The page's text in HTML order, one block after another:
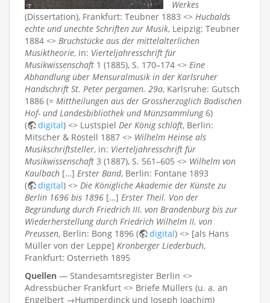
Werkes
(Dissertation), Frankfurt: Teubner 1883 <> Hucbalds
echte und unechte Schriften zur Musik, Leipzig: Teubner
1884 <> Bruchstücke aus der mittelalterlichen
Musiktheorie, in: Vierteljahresschrift für
Musikwissenschaft 1 (1885), S. 170–174 <> Eine
Abhandlung über Mensuralmusik in der Karlsruher
Handschrift St. Peter pergamen. 29a, Karlsruhe: Gutsch
1886 (= Mittheilungen aus der Grossherzoglich Badischen
Hof- und Landesbibliothek und Münzsammlung6)
(
digital) <> Lustspiel Der König schläft, Berlin:
Mitscher & Röstell 1887 <> Wilhelm Heinse als
Musikschriftsteller, in: Vierteljahresschrift für
Musikwissenschaft 3 (1887), S. 561–605 <> Wilhelm von
Kaulbach […] Erster Band, Berlin: Fontane 1893
(
digital) <> Die Königliche Akademie der Künste zu
Berlin 1696 bis 1896 […] Erster Theil. Von der
Begründung durch Friedrich III. von Brandenburg bis zur
Wiederherstellung durch Friedrich Wilhelm II. von
Preussen, Berlin: Bong 1896 ( digital) <> [als Hans
Müller von der Leppe] Kronberger Liederbuch,
Frankfurt: Osterrieth 1895
Quellen — Standesamtsregister Berlin <>
Adressbücher Frankfurt <> Briefe Müllers (u. a. an
Engelbert →Humperdinck und Joseph Joachim)